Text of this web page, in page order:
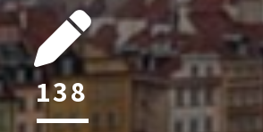
222